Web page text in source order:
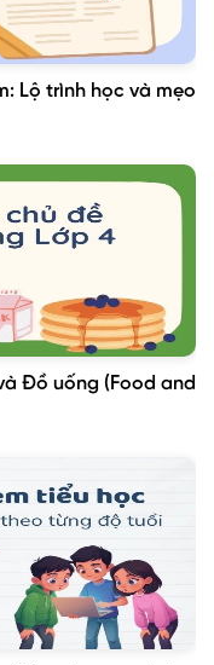
Lộ trình học và mẹo
Đồ uống (Food and